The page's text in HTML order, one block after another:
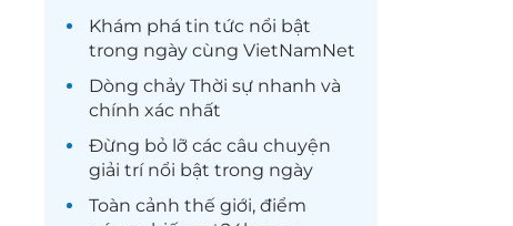
Khám phá tin tức nổi bật
trong ngày cùng VietNamNet
Dòng chảy Thời sự nhanh và
chính xác nhất
Đừng bỏ lỡ các câu chuyện
giải trínổi bật trong ngày
Toàn cảnh thế giới, điểm